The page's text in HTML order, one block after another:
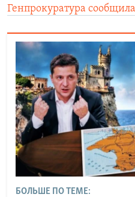
Генпрокуратура
БОЛЬШЕ ПО ТЕМЕ: